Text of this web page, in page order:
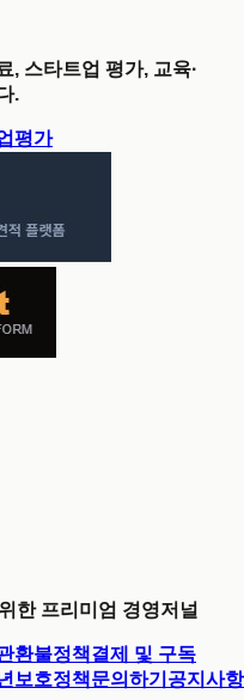
, 스타트업 평가, 교육·
.
평가
한 프리미엄 경영저널
환불정책결제 및 구독
보호정책문의하기 공지사항